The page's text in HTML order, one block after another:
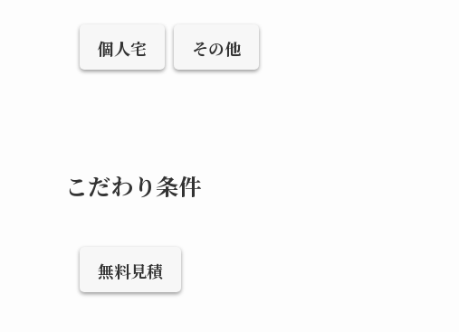
個人宅 その他
こだわり条件
無料見積